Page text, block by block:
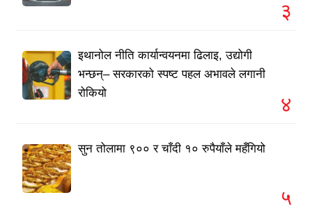
३
इथानोल नीति कार्यान्वयनमा ढिलाइ, उद्योगी
भन्छन्– सरकारको स्पष्ट पहल अभावले लगानी
रोकियो
४
सुन तोलामा ९०० र चाँदी १० रुपैयाँले महँगियो
५